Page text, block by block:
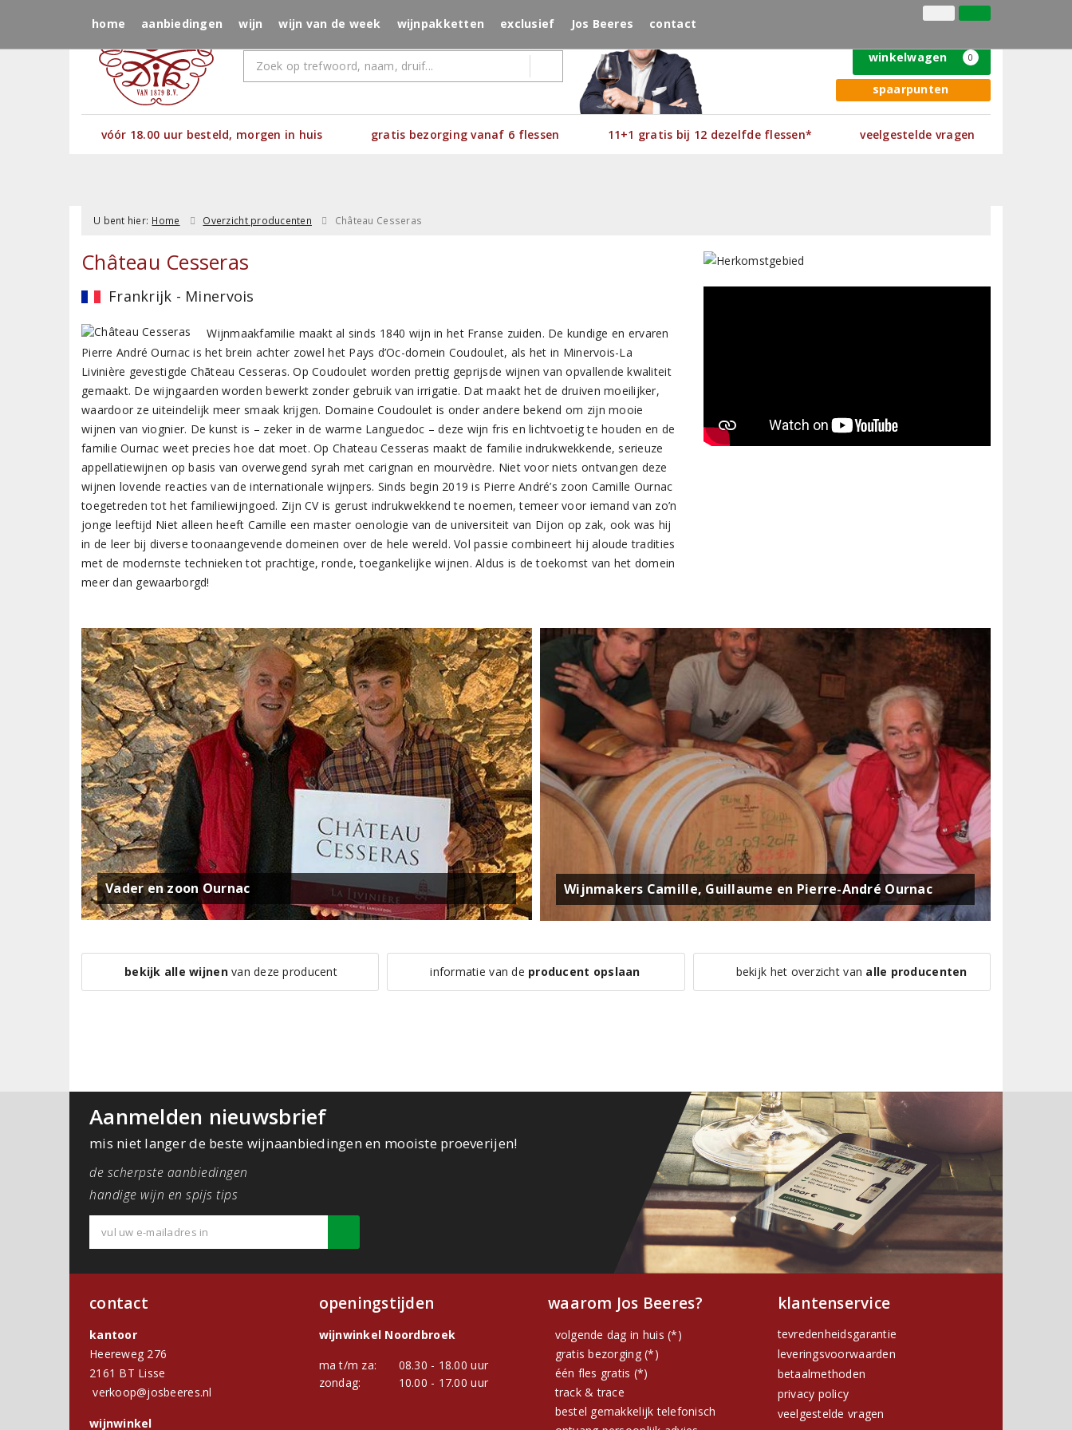
klantenservice
spaarpunten
winkelwagen 0
vóór 18.00 uur besteld, morgen in huis gratis bezorging vanaf 6 flessen 11+1 gratis bij 12 dezelfde flessen* veelgestelde vragen
home aanbiedingen wijn wijn van de week wijnpakketten exclusief Jos Beeres contact
U bent hier: Home Overzicht producenten Château Cesseras
Château Cesseras
Frankrijk - Minervois
Wijnmaakfamilie maakt al sinds 1840 wijn in het Franse zuiden. De kundige en ervaren
Pierre André Ournac is het brein achter zowel het Pays d’Oc-domein Coudoulet, als het in Minervois-La
Livinière gevestigde Chãteau Cesseras. Op Coudoulet worden prettig geprijsde wijnen van opvallende kwaliteit
gemaakt. De wijngaarden worden bewerkt zonder gebruik van irrigatie. Dat maakt het de druiven moeilijker,
waardoor ze uiteindelijk meer smaak krijgen. Domaine Coudoulet is onder andere bekend om zijn mooie
wijnen van viognier. De kunst is – zeker in de warme Languedoc – deze wijn fris en lichtvoetig te houden en de
familie Ournac weet precies hoe dat moet. Op Chateau Cesseras maakt de familie indrukwekkende, serieuze
appellatiewijnen op basis van overwegend syrah met carignan en mourvèdre. Niet voor niets ontvangen deze
wijnen lovende reacties van de internationale wijnpers. Sinds begin 2019 is Pierre André’s zoon Camille Ournac
toegetreden tot het familiewijngoed. Zijn CV is gerust indrukwekkend te noemen, temeer voor iemand van zo’n
jonge leeftijd Niet alleen heeft Camille een master oenologie van de universiteit van Dijon op zak, ook was hij
in de leer bij diverse toonaangevende domeinen over de hele wereld. Vol passie combineert hij aloude tradities
met de modernste technieken tot prachtige, ronde, toegankelijke wijnen. Aldus is de toekomst van het domein
meer dan gewaarborgd!
Vader en zoon Ournac Wijnmakers Camille, Guillaume en Pierre-André Ournac
bekijk alle wijnenvan deze producent informatie van de producent opslaan bekijk het overzicht van alle producenten
Aanmelden nieuwsbrief
mis niet langer de beste wijnaanbiedingen en mooiste proeverijen!
de scherpste aanbiedingen
handige wijn en spijs tips
contact
kantoor
Heereweg 276
2161 BT Lisse
verkoop@josbeeres.nl
wijnwinkel
openingstijden
wijnwinkel Noordbroek
ma t/m za:
08.30 - 18.00 uur
zondag:
10.00 - 17.00 uur
waarom Jos Beeres?
volgende dag in huis (*)
gratis bezorging (*)
één fles gratis (*)
track & trace
bestel gemakkelijk telefonisch
klantenservice
tevredenheidsgarantie
leveringsvoorwaarden
betaalmethoden
privacy policy
veelgestelde vragen